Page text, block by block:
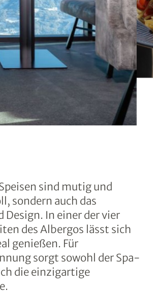
sind mutig und
sondern auch das
Design. In einer der vier
des Albergos lässt sich
genießen. Für
sorgt sowohl der Spa-
die einzigartige